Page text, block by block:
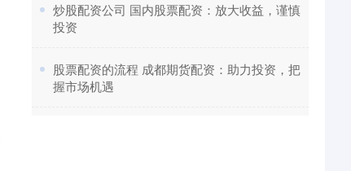
​炒股配资公司 国内股票配资：放大收益，谨慎
投资
​股票配资的流程 成都期货配资：助力投资，把
握市场机遇